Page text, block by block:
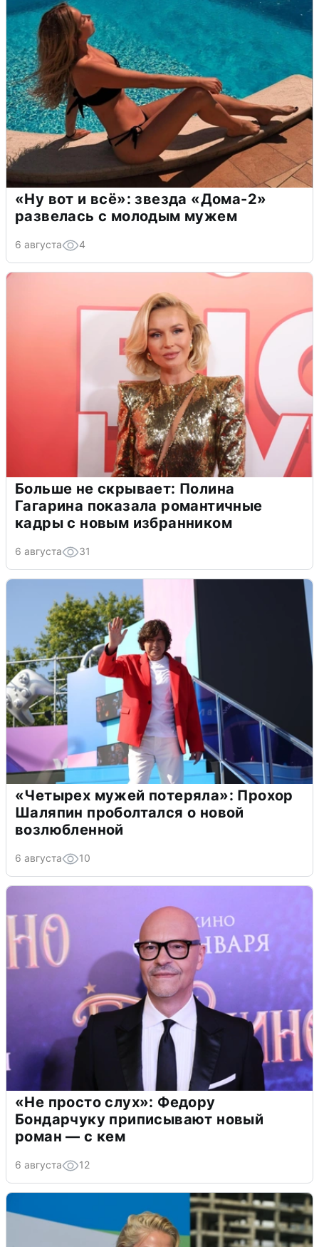
«Ну вот и всё»: звезда «Дома-2»
развелась с молодым мужем
6 августа 4
Больше не скрывает: Полина
Гагарина показала романтичные
кадры с новым избранником
6 августа 31
«Четырех мужей потеряла»: Прохор
Шаляпин проболтался о новой
возлюбленной
6 августа 10
«Не просто слух»: Федору
Бондарчуку приписывают новый
роман — с кем
6 августа 12